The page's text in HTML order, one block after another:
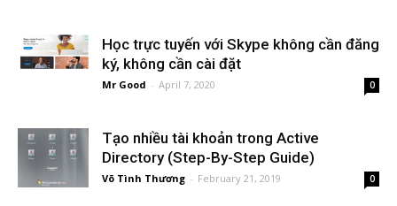
Học trực tuyến với Skype không cần đăng
ký, không cần cài đặt
Mr Good - April 7, 2020 0
Tạo nhiều tài khoản trong Active
Directory (Step-By-Step Guide)
Võ Tình Thương - February 21, 2019 0